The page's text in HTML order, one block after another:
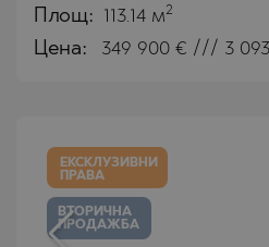
Площ: 113.14 м2
Цена: 349 900 € /// 3
ЕКСКЛУЗИВНИ
ПРАВА
ВТОРИЧНА
ПРОДАЖБА